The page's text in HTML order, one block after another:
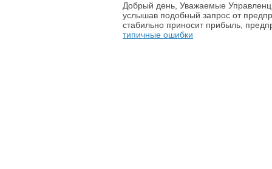
Добрый день, Уважаемые
услышав подобный запрос от
стабильно приносит прибыль,
типичные ошибки